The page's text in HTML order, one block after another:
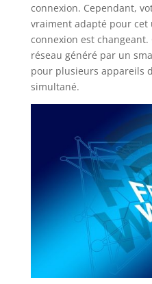
connexion. Cependant,
vraiment adapté pour cet
connexion est
réseau généré par un
pour plusieurs appareils
simultané.